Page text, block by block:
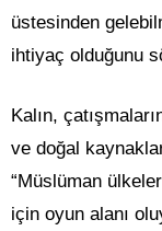
üstesinden
ihtiyaç olduğunu
Kalın,
ve doğal
“Müslüman
için oyun alanı